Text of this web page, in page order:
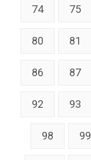
74 75
80 81
86 87
92 93
98 99